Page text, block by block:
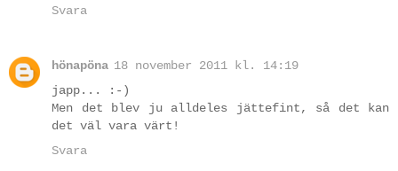
Svara
hönapöna 18 november 2011 kl. 14:19
japp... :-)
Men det blev ju alldeles jättefint, så det kan
det väl vara värt!
Svara